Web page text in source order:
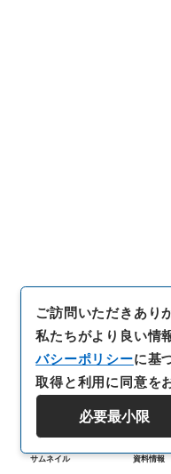
サムネイル 資料情報
ご訪問いただきあり
私たちがより良い情
バシーポリシーに基
取得と利用に同意を
必要最小限